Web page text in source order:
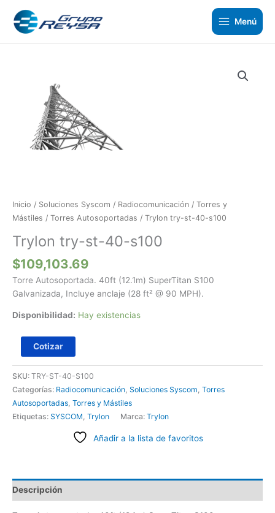
contenido
Menú
Inicio / Soluciones Syscom / Radiocomunicación / Torres y
Mástiles / Torres Autosoportadas / Trylon try-st-40-s100
Trylon try-st-40-s100
$109,103.69
Torre Autosoportada. 40ft (12.1m) SuperTitan S100
Galvanizada, Incluye anclaje (28 ft² @ 90 MPH).
Disponibilidad: Hay existencias
cantidad
Cotizar
SKU: TRY-ST-40-S100
Categorías: Radiocomunicación, Soluciones Syscom, Torres
Autosoportadas, Torres y Mástiles
Etiquetas: SYSCOM, Trylon Marca: Trylon
Añadir a la lista de favoritos
Descripción